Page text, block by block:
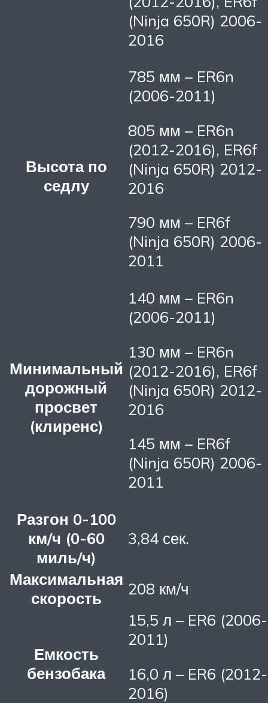
(Ninja 650R) 2006-
2016
Высота по
седлу
785 мм – ER6n
(2006-2011)
805 мм – ER6n
(2012-2016), ER6f
(Ninja 650R) 2012-
2016
790 мм – ER6f
(Ninja 650R) 2006-
2011
Минимальный
дорожный
просвет
(клиренс)
140 мм – ER6n
(2006-2011)
130 мм – ER6n
(2012-2016), ER6f
(Ninja 650R) 2012-
2016
145 мм – ER6f
(Ninja 650R) 2006-
2011
Разгон 0-100
км/ч (0-60
миль/ч)
3,84 сек.
Максимальная
скорость
208 км/ч
Емкость
бензобака
15,5 л – ER6 (2006-
2011)
16,0 л – ER6 (2012-
2016)